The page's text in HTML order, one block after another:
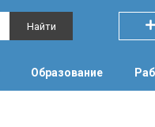
Найти
Образование